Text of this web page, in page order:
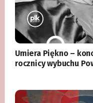
Umiera Piękno –
rocznicy wybuchu